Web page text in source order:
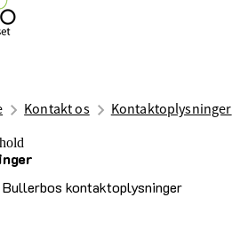
Kontakt os Kontaktoplysninger
Bullerbos kontaktoplysninger
juli 2025